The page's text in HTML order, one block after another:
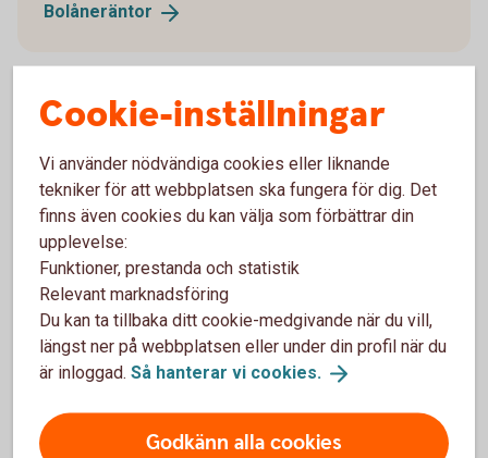
Bolåneräntor
Räkneexempel bolån
Ett lånebelopp på 1 000 000 kronor, till 3,99%
ränta (3 mån bunden, listränta senast ändrad
2025-06-19), med rak amortering
återbetalningstid 50 år, effektiv ränta: 4,06 %.
Första månadsbetalningen inklusive amortering
inklusive amortering är 1 673 kronor, totalt
belopp att betala om räntan är oförändrad under
Cookie-inställningar
Vi använder nödvändiga cookies eller liknande
tekniker för att webbplatsen ska fungera för dig. Det
finns även cookies du kan välja som förbättrar din
upplevelse:
Funktioner, prestanda och statistik
Relevant marknadsföring
Du kan ta tillbaka ditt cookie-medgivande när du vill,
längst ner på webbplatsen eller under din profil när du
är inloggad. Så hanterar vi cookies.
Godkänn alla cookies